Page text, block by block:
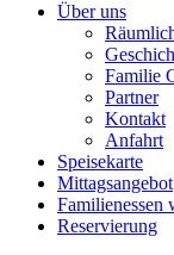
Über uns
Familie
Partner
Kontakt
Anfahrt
Speisekarte
Mittagsangebot
Familienessen
Reservierung